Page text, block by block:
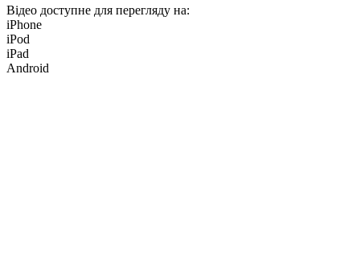
Відео доступне для перегляду на:
iPhone
iPod
iPad
Android